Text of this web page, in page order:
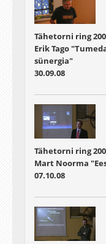
Tähetorni ring
Erik Tago
sünergia"
30.09.08
Tähetorni ring
Mart Noorma
07.10.08